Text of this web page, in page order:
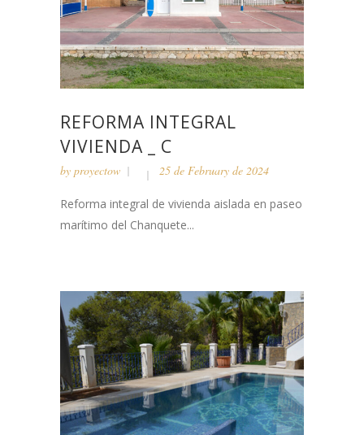
REFORMA INTEGRAL
VIVIENDA _ C
by proyectow 25 de February de 2024
Reforma integral de vivienda aislada en paseo
marítimo del Chanquete...